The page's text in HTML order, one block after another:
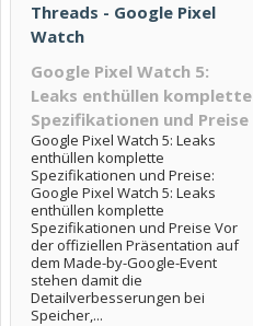
Threads - Google Pixel
Watch
Google Pixel Watch 5:
Leaks enthüllen komplette
Spezifikationen und Preise
Google Pixel Watch 5: Leaks
enthüllen komplette
Spezifikationen und Preise:
Google Pixel Watch 5: Leaks
enthüllen komplette
Spezifikationen und Preise Vor
der offiziellen Präsentation auf
dem Made-by-Google-Event
stehen damit die
Detailverbesserungen bei
Speicher,...